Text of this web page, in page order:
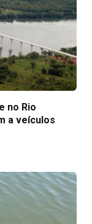
no Rio
a veículos